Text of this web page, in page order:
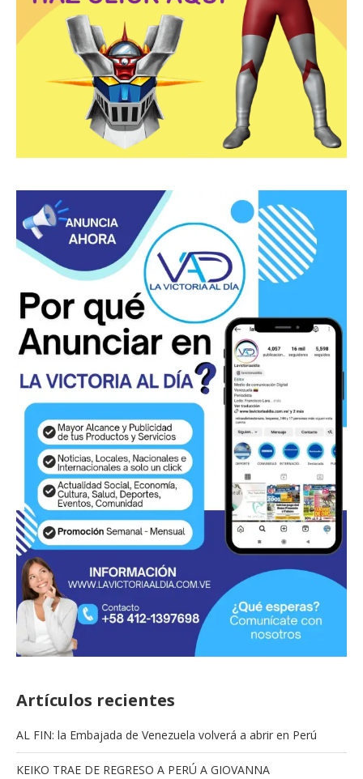
Artículos recientes
AL FIN: la Embajada de Venezuela volverá a abrir en Perú
KEIKO TRAE DE REGRESO A PERÚ A GIOVANNA